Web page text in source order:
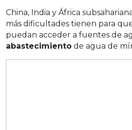
China, India y África
más dificultades tienen para
puedan acceder a fuentes de
abastecimiento de agua de